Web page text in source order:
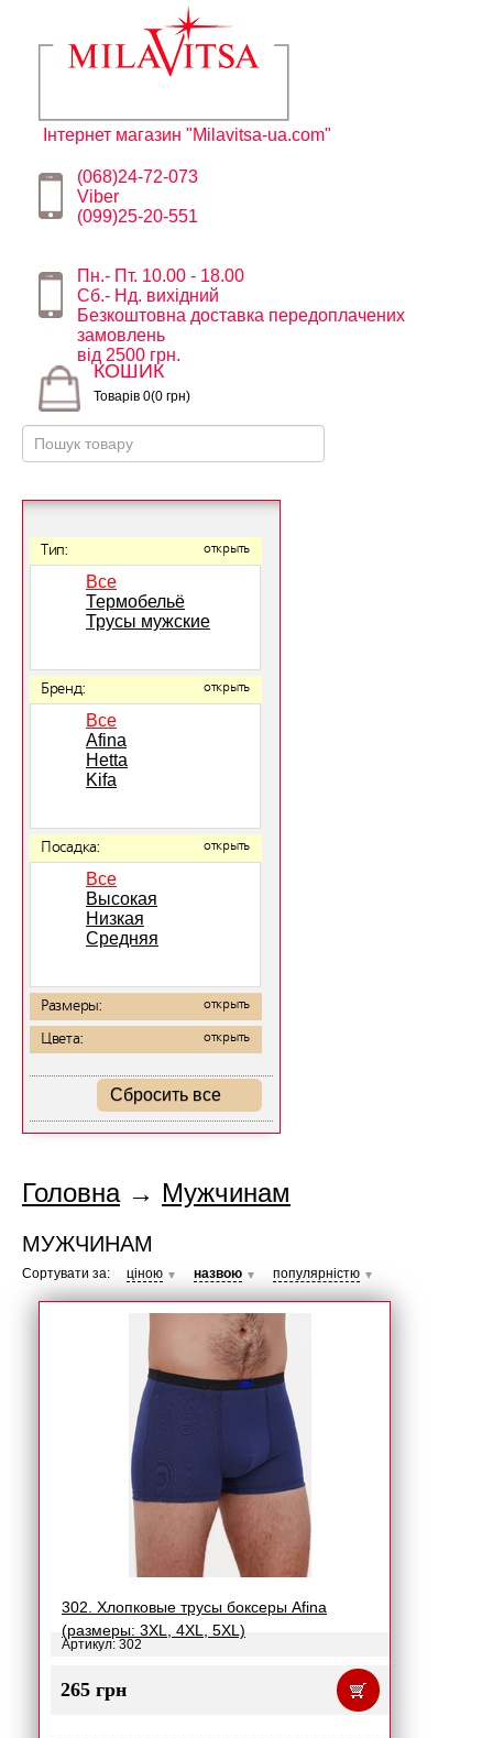
Інтернет магазин "Milavitsa-ua.com"
(068)24-72-073
Viber
(099)25-20-551
Пн.- Пт. 10.00 - 18.00
Сб.- Нд. вихідний
Безкоштовна доставка передоплачених
замовлень
від 2500 грн.
КОШИК
Товарів 0(0 грн)
Тип: открыть
Все
Термобельё
Трусы мужские
Бренд: открыть
Все
Afina
Hetta
Kifa
Посадка: открыть
Все
Высокая
Низкая
Средняя
Размеры: открыть
Цвета: открыть
Сбросить все
Головна→ Мужчинам
МУЖЧИНАМ
Сортувати за: ціною ▼ назвою ▼ популярністю ▼
302. Хлопковые трусы боксеры Afina
(размеры: 3XL, 4XL, 5XL)
Артикул: 302
265 грн